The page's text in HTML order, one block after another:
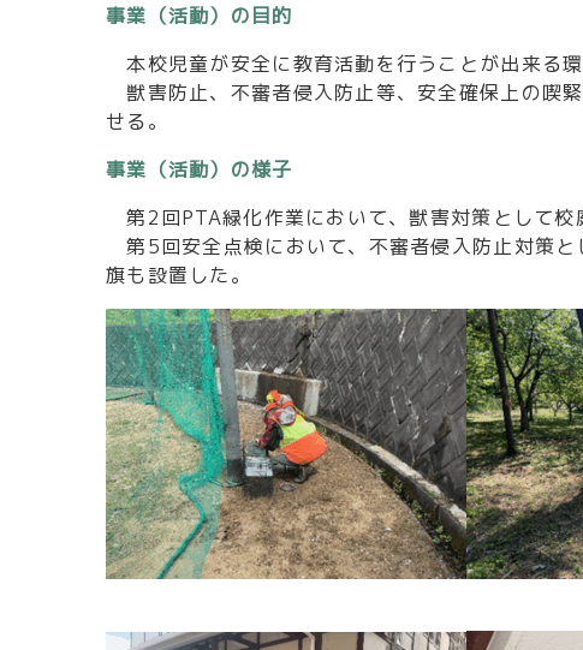
事業（活動）の目的
本校児童が安全に教育活動を行うことが出来る
獣害防止、不審者侵入防止等、安全確保上の喫
せる。
事業（活動）の様子
第2回PTA緑化作業において、獣害対策として校
第5回安全点検において、不審者侵入防止対策
旗も設置した。